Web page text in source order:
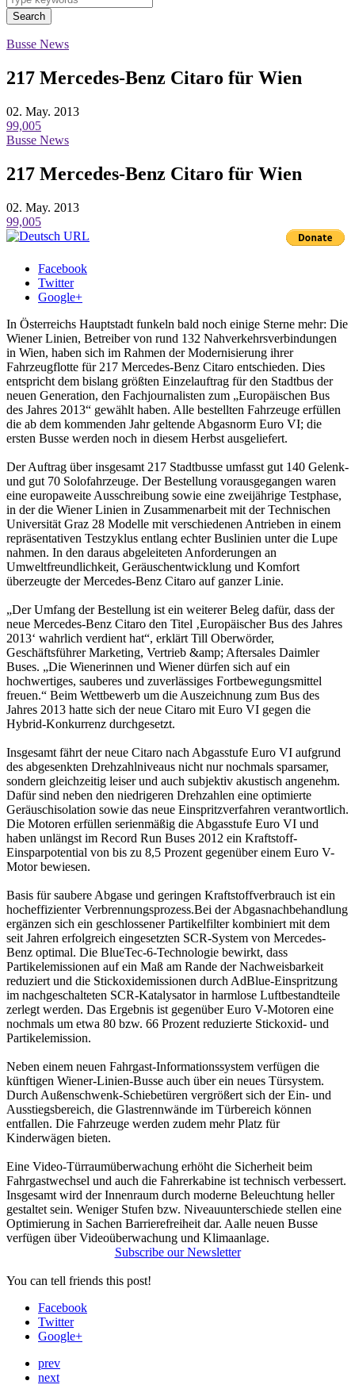
Search
Busse News
217 Mercedes-Benz Citaro für Wien
02. May. 2013
99,005
Busse News
217 Mercedes-Benz Citaro für Wien
02. May. 2013
99,005
Facebook
Twitter
Google+
In Österreichs Hauptstadt funkeln bald noch einige Sterne mehr: Die
Wiener Linien, Betreiber von rund 132 Nahverkehrsverbindungen
in Wien, haben sich im Rahmen der Modernisierung ihrer
Fahrzeugflotte für 217 Mercedes-Benz Citaro entschieden. Dies
entspricht dem bislang größten Einzelauftrag für den Stadtbus der
neuen Generation, den Fachjournalisten zum „Europäischen Bus
des Jahres 2013“ gewählt haben. Alle bestellten Fahrzeuge erfüllen
die ab dem kommenden Jahr geltende Abgasnorm Euro VI; die
ersten Busse werden noch in diesem Herbst ausgeliefert.
Der Auftrag über insgesamt 217 Stadtbusse umfasst gut 140 Gelenk-
und gut 70 Solofahrzeuge. Der Bestellung vorausgegangen waren
eine europaweite Ausschreibung sowie eine zweijährige Testphase,
in der die Wiener Linien in Zusammenarbeit mit der Technischen
Universität Graz 28 Modelle mit verschiedenen Antrieben in einem
repräsentativen Testzyklus entlang echter Buslinien unter die Lupe
nahmen. In den daraus abgeleiteten Anforderungen an
Umweltfreundlichkeit, Geräuschentwicklung und Komfort
überzeugte der Mercedes-Benz Citaro auf ganzer Linie.
„Der Umfang der Bestellung ist ein weiterer Beleg dafür, dass der
neue Mercedes-Benz Citaro den Titel ‚Europäischer Bus des Jahres
2013‘ wahrlich verdient hat“, erklärt Till Oberwörder,
Geschäftsführer Marketing, Vertrieb &amp; Aftersales Daimler
Buses. „Die Wienerinnen und Wiener dürfen sich auf ein
hochwertiges, sauberes und zuverlässiges Fortbewegungsmittel
freuen.“ Beim Wettbewerb um die Auszeichnung zum Bus des
Jahres 2013 hatte sich der neue Citaro mit Euro VI gegen die
Hybrid-Konkurrenz durchgesetzt.
Insgesamt fährt der neue Citaro nach Abgasstufe Euro VI aufgrund
des abgesenkten Drehzahlniveaus nicht nur nochmals sparsamer,
sondern gleichzeitig leiser und auch subjektiv akustisch angenehm.
Dafür sind neben den niedrigeren Drehzahlen eine optimierte
Geräuschisolation sowie das neue Einspritzverfahren verantwortlich.
Die Motoren erfüllen serienmäßig die Abgasstufe Euro VI und
haben unlängst im Record Run Buses 2012 ein Kraftstoff-
Einsparpotential von bis zu 8,5 Prozent gegenüber einem Euro V-
Motor bewiesen.
Basis für saubere Abgase und geringen Kraftstoffverbrauch ist ein
hocheffizienter Verbrennungsprozess.Bei der Abgasnachbehandlung
ergänzen sich ein geschlossener Partikelfilter kombiniert mit dem
seit Jahren erfolgreich eingesetzten SCR-System von Mercedes-
Benz optimal. Die BlueTec-6-Technologie bewirkt, dass
Partikelemissionen auf ein Maß am Rande der Nachweisbarkeit
reduziert und die Stickoxidemissionen durch AdBlue-Einspritzung
im nachgeschalteten SCR-Katalysator in harmlose Luftbestandteile
zerlegt werden. Das Ergebnis ist gegenüber Euro V-Motoren eine
nochmals um etwa 80 bzw. 66 Prozent reduzierte Stickoxid- und
Partikelemission.
Neben einem neuen Fahrgast-Informationssystem verfügen die
künftigen Wiener-Linien-Busse auch über ein neues Türsystem.
Durch Außenschwenk-Schiebetüren vergrößert sich der Ein- und
Ausstiegsbereich, die Glastrennwände im Türbereich können
entfallen. Die Fahrzeuge werden zudem mehr Platz für
Kinderwägen bieten.
Eine Video-Türraumüberwachung erhöht die Sicherheit beim
Fahrgastwechsel und auch die Fahrerkabine ist technisch verbessert.
Insgesamt wird der Innenraum durch moderne Beleuchtung heller
gestaltet sein. Weniger Stufen bzw. Niveauunterschiede stellen eine
Optimierung in Sachen Barrierefreiheit dar. Aalle neuen Busse
verfügen über Videoüberwachung und Klimaanlage.
Subscribe our Newsletter
You can tell friends this post!
Facebook
Twitter
Google+
prev
next